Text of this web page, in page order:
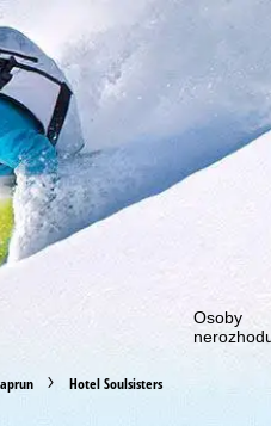
Osoby
Hotel Soulsisters